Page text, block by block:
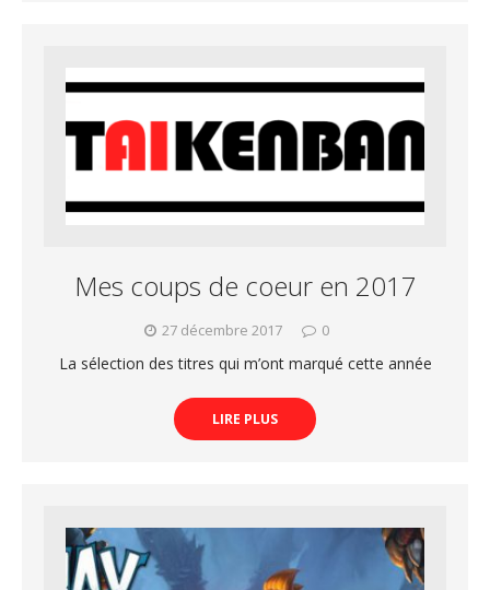
Mes coups de coeur en 2017
27 décembre 2017 0
La sélection des titres qui m’ont marqué cette année
LIRE PLUS